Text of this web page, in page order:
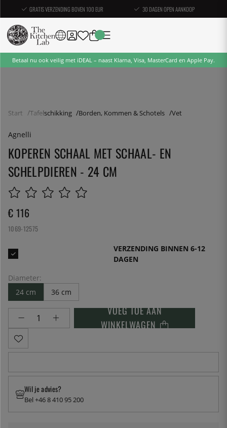
GRATIS VERZENDING BOVEN 100 EUR 30 DAGEN OPEN AANKOOP
Betaal nu ook veilig met iDEAL – naast Klarna, Visa, MasterCard en Apple Pay.
Start Tafelschikking Borden, Kommen & Schotels Vet
Agnelli
KOPEREN SCHAAL MET SCHAAL- EN
SCHELPDIEREN - 24 CM
€ 116
1069-12575
VERZENDING BINNEN 6-12
DAGEN
Diameter:
24 cm
36 cm
VOEG TOE AAN
WINKELWAGEN
Wil je advies?
Bel +46 8 410 95 200